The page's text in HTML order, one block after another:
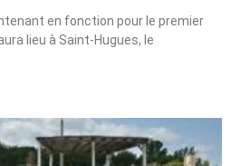
en fonction pour le premier
lieu à Saint-Hugues, le